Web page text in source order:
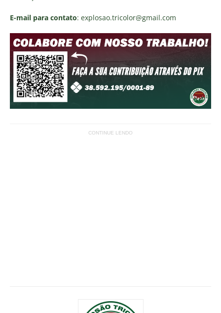
E-mail para contato: explosao.tricolor@gmail.com
CONTINUE LENDO